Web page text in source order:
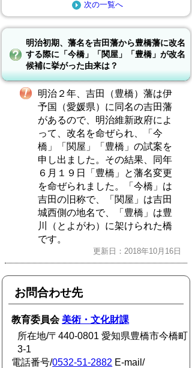
次の一覧へ
明治初期、藩名を吉田藩から豊橋藩に改名
する際に「今橋」「関屋」「豊橋」が改名
候補に挙がった由来は？
明治２年、吉田（豊橋）藩は伊
予国（愛媛県）に同名の吉田藩
があるので、明治維新政府によ
って、改名を命ぜられ、「今
橋」「関屋」「豊橋」の試案を
申し出ました。その結果、同年
６月１９日「豊橋」と藩名変更
を命ぜられました。「今橋」は
吉田の旧称で、「関屋」は吉田
城西側の地名で、「豊橋」は豊
川（とよがわ）に架けられた橋
です。
更新日：2018年10月16日
お問合わせ先
教育委員会 美術・文化財課
所在地/〒440-0801 愛知県豊橋市今橋町
3-1
電話番号/0532-51-2882 E-mail/